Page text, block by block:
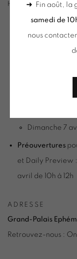
HORAIRES ET
invitation / cartes
Vendredi 5
Dimanche 7
Préouvertures
et Daily Preview
avril de 10h à 12h
ADRESSE
Grand-Palais
Retrouvez-nous :
➜ Fin août, la
samedi de
nous